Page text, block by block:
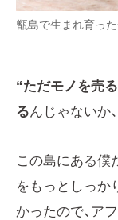
甑島で生まれ育っ
“ただモノを売
るんじゃないか
この島にある僕
をもっとしっか
かったので、ア